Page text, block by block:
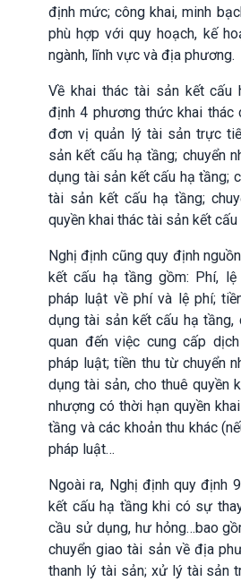
định mức; công khai, minh
phù hợp với quy hoạch, kế
ngành, lĩnh vực và địa phương.
Về khai thác tài sản kết cấu
định 4 phương thức khai thác
đơn vị quản lý tài sản trực
sản kết cấu hạ tầng; chuyển
dụng tài sản kết cấu hạ tầng;
tài sản kết cấu hạ tầng;
quyền khai thác tài sản kết
Nghị định cũng quy định
kết cấu hạ tầng gồm: Phí,
pháp luật về phí và lệ phí;
dụng tài sản kết cấu hạ tầng,
quan đến việc cung cấp
pháp luật; tiền thu từ chuyển
dụng tài sản, cho thuê quyền
nhượng có thời hạn quyền
tầng và các khoản thu khác
pháp luật…
Ngoài ra, Nghị định quy định
kết cấu hạ tầng khi có sự
cầu sử dụng, hư hỏng…bao
chuyển giao tài sản về địa
thanh lý tài sản; xử lý tài sản